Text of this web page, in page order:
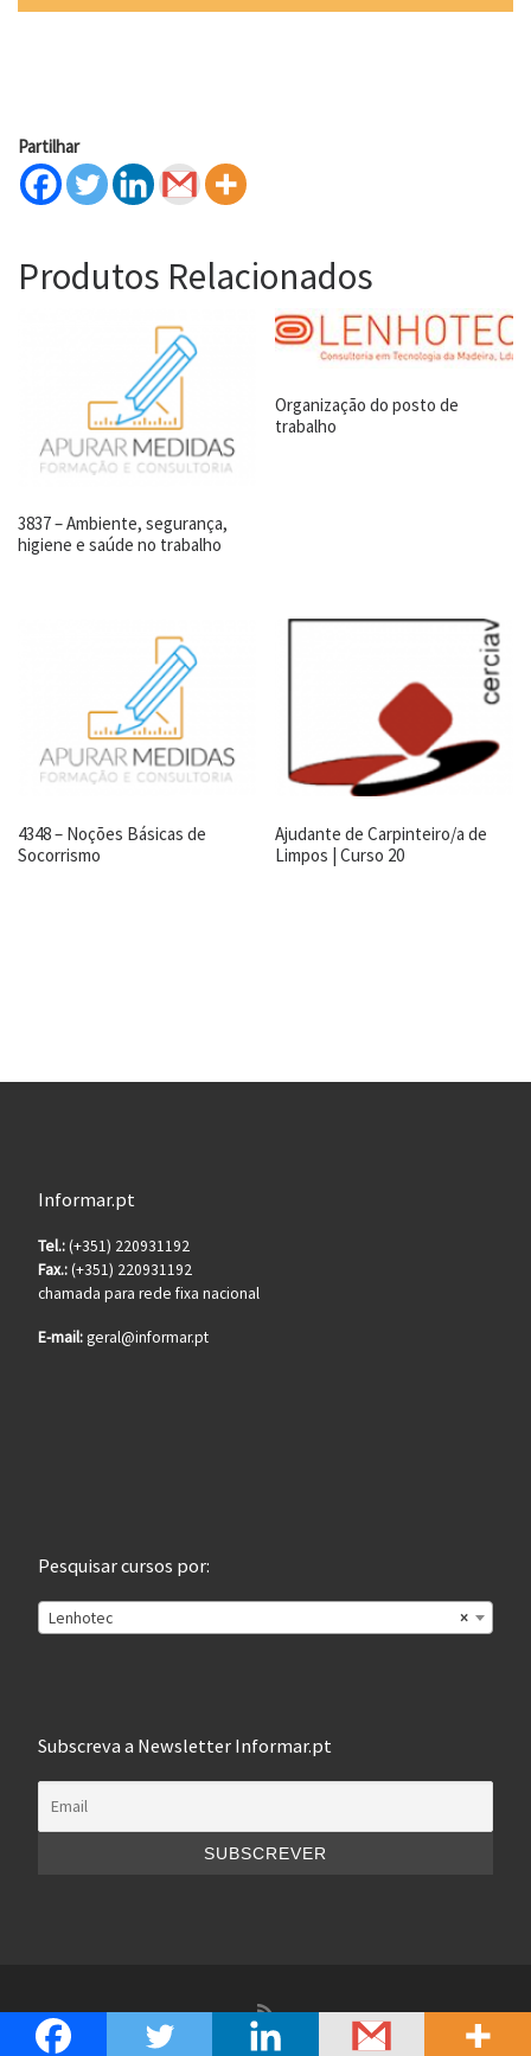
Partilhar
Produtos Relacionados
3837 – Ambiente, segurança,
higiene e saúde no trabalho
Organização do posto de
trabalho
4348 – Noções Básicas de
Socorrismo
Ajudante de Carpinteiro/a de
Limpos | Curso 20
Informar.pt
Tel.:(+351) 220931192
Fax.:(+351) 220931192
chamada para rede fixa nacional
E-mail:geral@informar.pt
Pesquisar cursos por:
×
Lenhotec
Subscreva a Newsletter Informar.pt